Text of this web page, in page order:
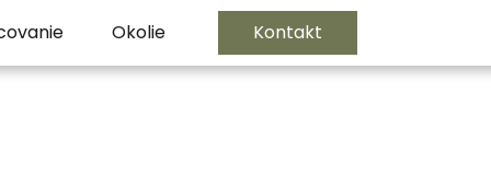
Okolie Kontakt